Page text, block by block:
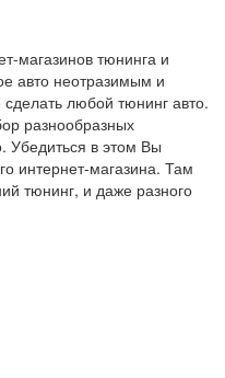
магазинов тюнинга и
авто неотразимым и
любой тюнинг авто.
разнообразных
Убедиться в этом Вы
интернет-магазина. Там
тюнинг, и даже разного